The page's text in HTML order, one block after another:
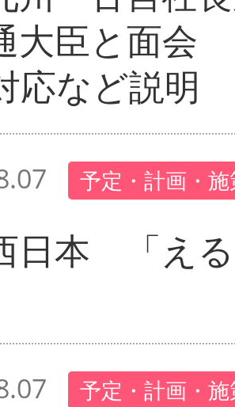
大臣と面会
応など説明
予定・計画・
日本 「え
予定・計画・